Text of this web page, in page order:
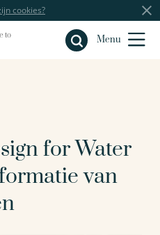
cookies?
to
Menu
Sluiten
for Water
van